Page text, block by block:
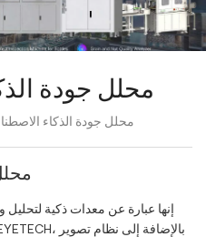
محلل جودة
محلل جودة الذكاء
إنها عبارة عن معدات ذكية